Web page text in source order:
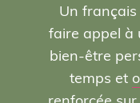
Un
faire appel à
bien-être
temps et